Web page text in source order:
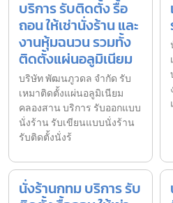
บริการ รับติดตั้ง รื้อ
ถอน ให้เช่านั่งร้าน และ
งานหุ้มฉนวน รวมทั้ง
ติดตั้งแผ่นอลูมิเนียม
บริษัท พัฒนภูวดล จำกัด รับ
เหมาติดตั้งแผ่นอลูมิเนียม
คลองสาน บริการ รับออกแบบ
นั่งร้าน รับเขียนแบบนั่งร้าน
รับติดตั้งนั่งร้
นั่งร้านกทม บริการ รับ